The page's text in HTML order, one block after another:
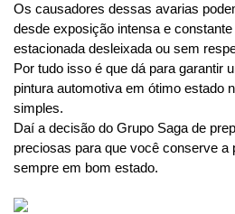
Os causadores dessas avarias
desde exposição intensa e
estacionada desleixada ou sem
Por tudo isso é que dá para garantir
pintura automotiva em ótimo estado
simples.
Daí a decisão do Grupo Saga de
preciosas para que você conserve a
sempre em bom estado.